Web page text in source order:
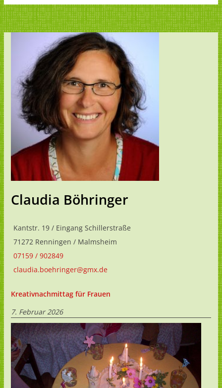
Claudia Böhringer
Kantstr. 19 / Eingang Schillerstraße
71272 Renningen / Malmsheim
07159 / 902849
claudia.boehringer@gmx.de
Kreativnachmittag für Frauen
7. Februar 2026